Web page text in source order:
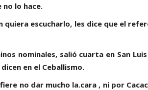
no lo hace.
quiera escucharlo, les dice que el
nominales, salió cuarta en San
en el Ceballismo.
no dar mucho la.cara , ni por